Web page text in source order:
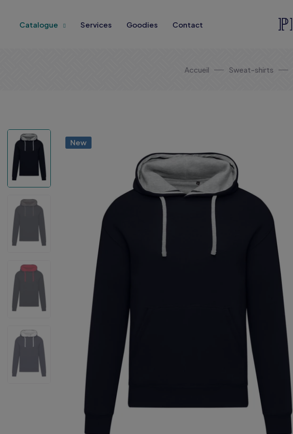
Catalogue Services Goodies Contact
Accueil Sweat-shirts
New